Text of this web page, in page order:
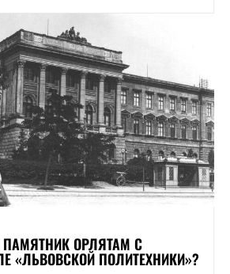
ОРЛЯТАМ С
«ЛЬВОВСКОЙ ПОЛИТЕХНИКИ»?